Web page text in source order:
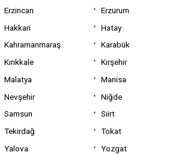
Erzincan
Erzurum
Hakkari
Hatay
Kahramanmaraş
Karabük
Kırıkkale
Kırşehir
Malatya
Manisa
Nevşehir
Niğde
Samsun
Siirt
Tekirdağ
Tokat
Yalova
Yozgat